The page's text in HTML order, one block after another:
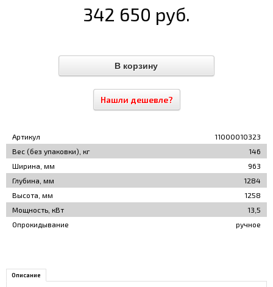
342 650 руб.
Нашли дешевле?
Артикул
11000010323
Вес (без упаковки), кг
146
Ширина, мм
963
Глубина, мм
1284
Высота, мм
1258
Мощность, кВт
13,5
Опрокидывание
ручное
Описание